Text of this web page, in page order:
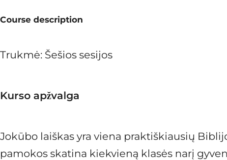
Course description
Trukmė: Šešios sesijos
Kurso apžvalga
Jokūbo laiškas yra viena praktiškiausių
pamokos skatina kiekvieną klasės narį